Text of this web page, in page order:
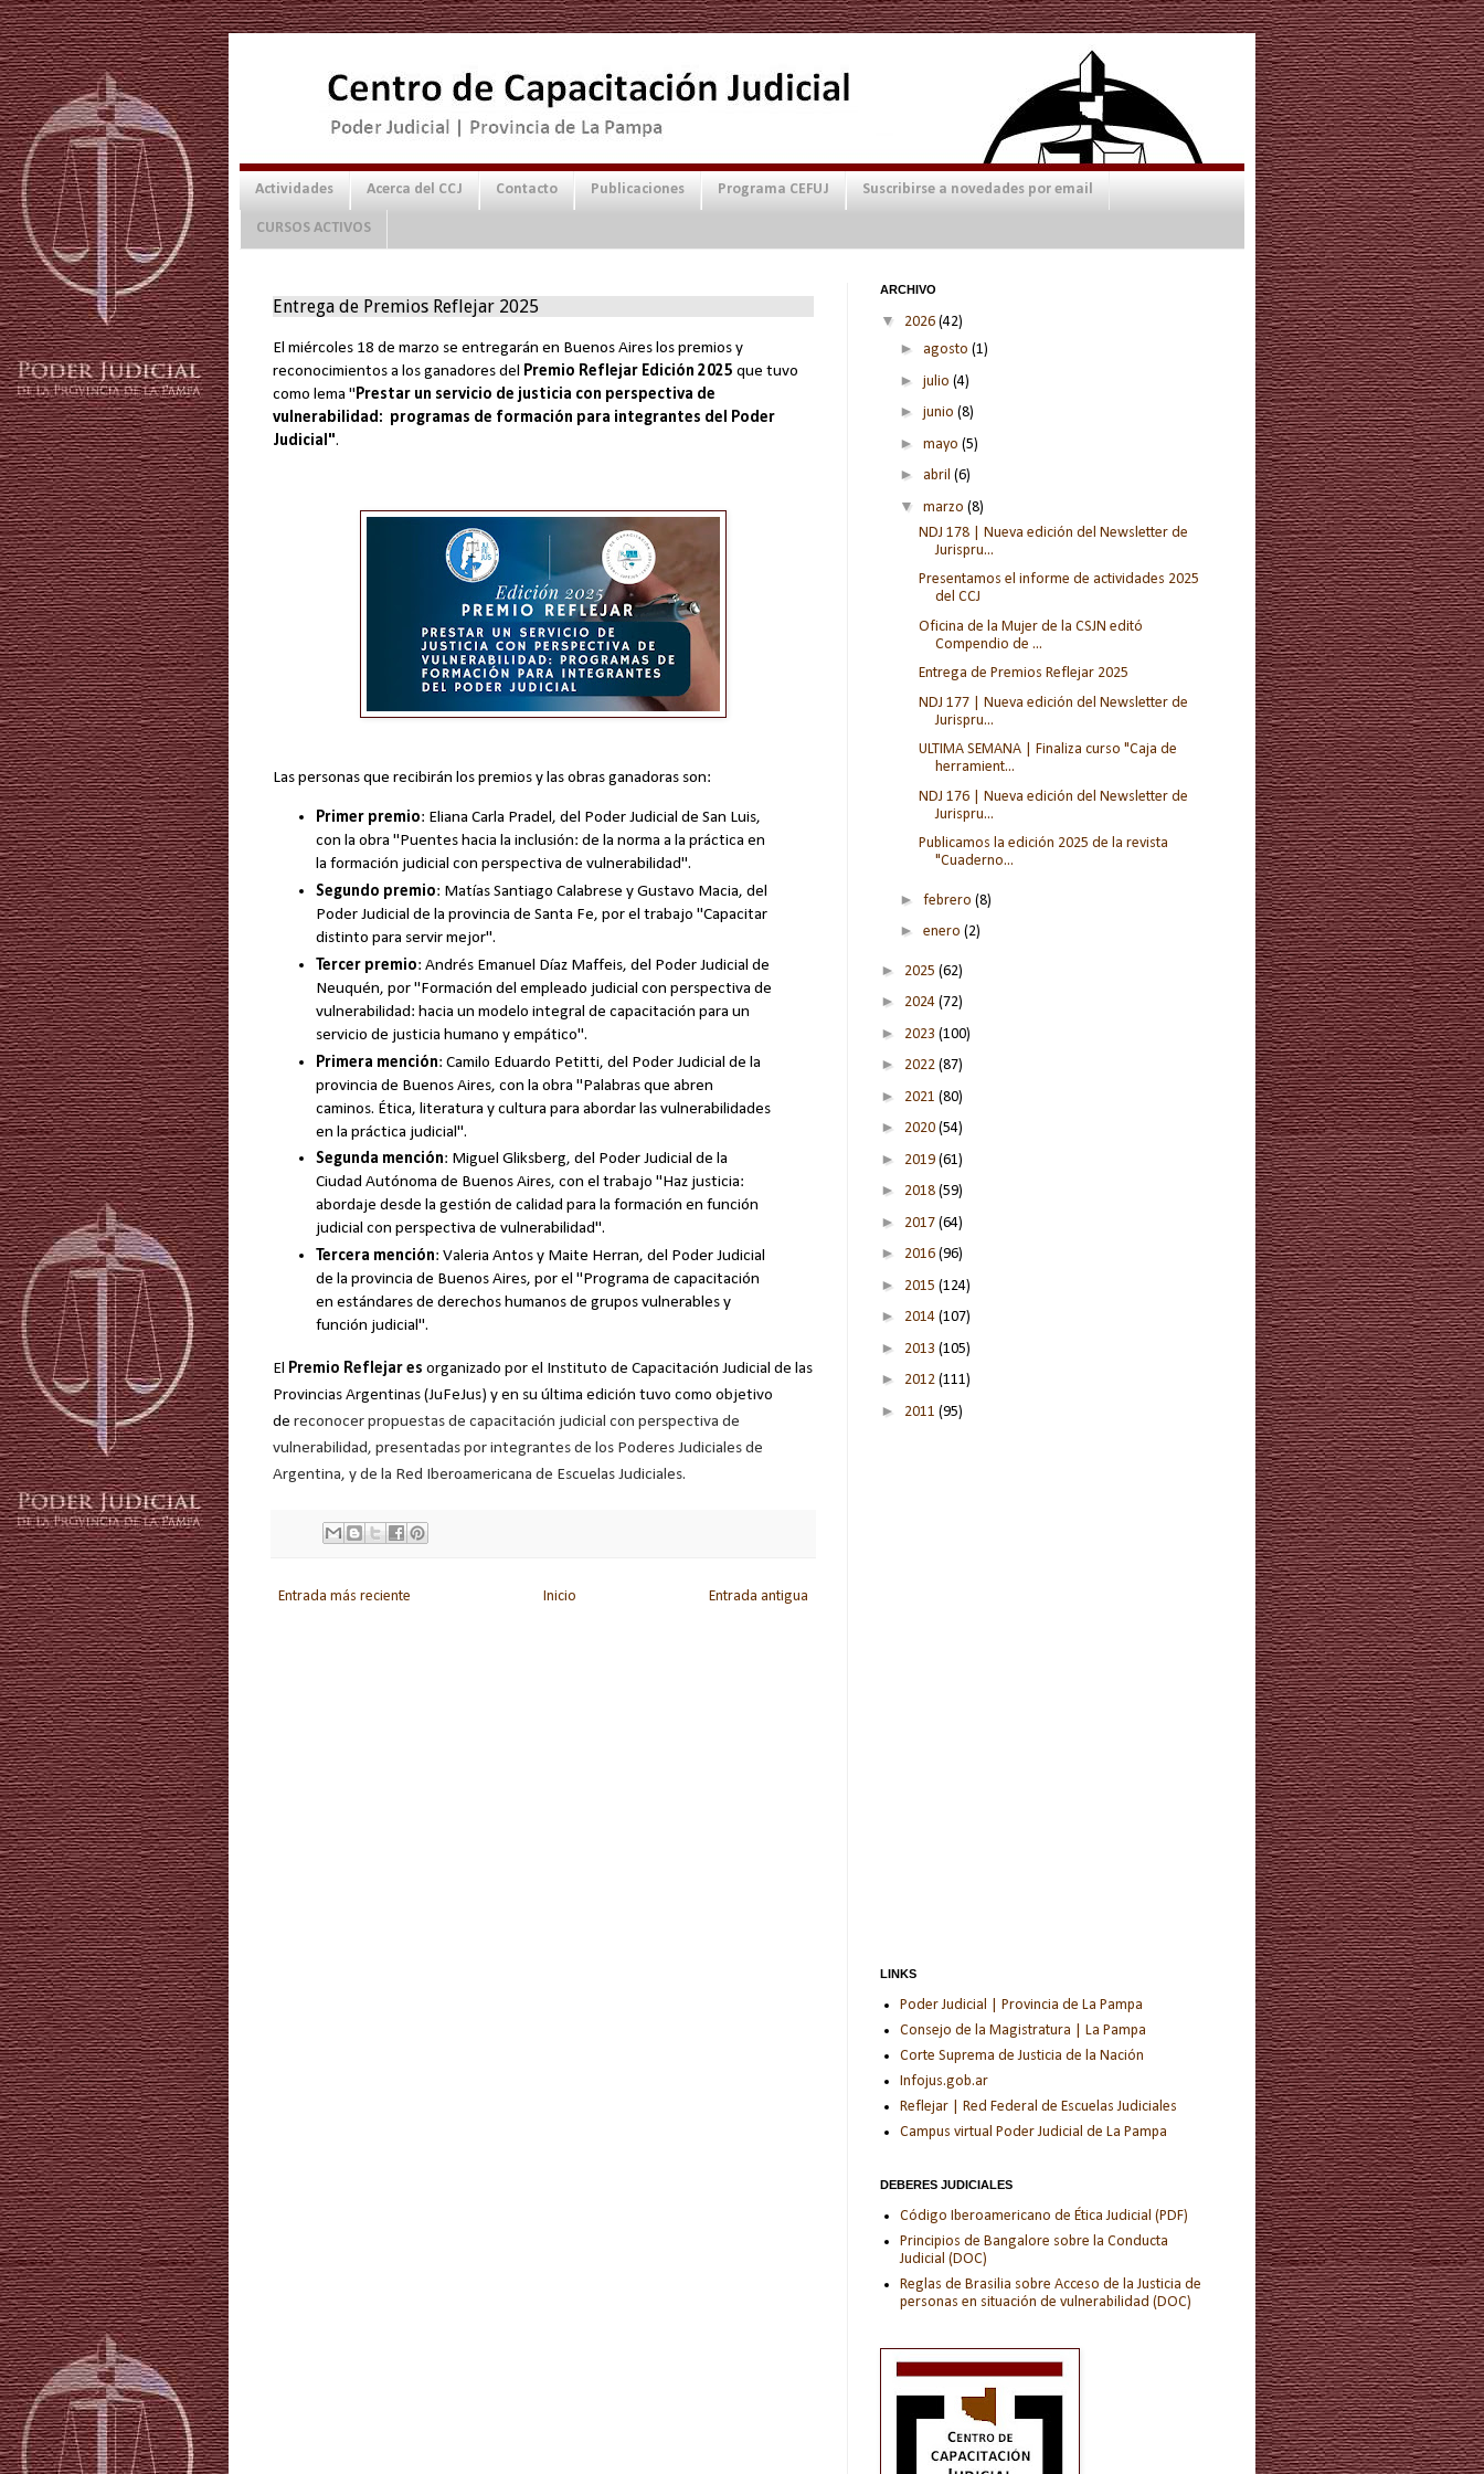
Actividades Acerca del CCJ Contacto Publicaciones Programa CEFUJ Suscribirse a novedades por email
CURSOS ACTIVOS
Entrega de Premios Reflejar 2025
El miércoles 18 de marzo se entregarán en Buenos Aires los premios y
reconocimientos a los ganadores del Premio Reflejar Edición 2025 que tuvo
como lema "Prestar un servicio de justicia con perspectiva de
vulnerabilidad: programas de formación para integrantes del Poder
Judicial".
Las personas que recibirán los premios y las obras ganadoras son:
Primer premio: Eliana Carla Pradel, del Poder Judicial de San Luis,
con la obra "Puentes hacia la inclusión: de la norma a la práctica en
la formación judicial con perspectiva de vulnerabilidad".
Segundo premio: Matías Santiago Calabrese y Gustavo Macia, del
Poder Judicial de la provincia de Santa Fe, por el trabajo "Capacitar
distinto para servir mejor".
Tercer premio: Andrés Emanuel Díaz Maffeis, del Poder Judicial de
Neuquén, por "Formación del empleado judicial con perspectiva de
vulnerabilidad: hacia un modelo integral de capacitación para un
servicio de justicia humano y empático".
Primera mención: Camilo Eduardo Petitti, del Poder Judicial de la
provincia de Buenos Aires, con la obra "Palabras que abren
caminos. Ética, literatura y cultura para abordar las vulnerabilidades
en la práctica judicial".
Segunda mención: Miguel Gliksberg, del Poder Judicial de la
Ciudad Autónoma de Buenos Aires, con el trabajo "Haz justicia:
abordaje desde la gestión de calidad para la formación en función
judicial con perspectiva de vulnerabilidad".
Tercera mención: Valeria Antos y Maite Herran, del Poder Judicial
de la provincia de Buenos Aires, por el "Programa de capacitación
en estándares de derechos humanos de grupos vulnerables y
función judicial".
El Premio Reflejar es organizado por el Instituto de Capacitación Judicial de las
Provincias Argentinas (JuFeJus) y en su última edición tuvo como objetivo
de reconocer propuestas de capacitación judicial con perspectiva de
vulnerabilidad, presentadas por integrantes de los Poderes Judiciales de
Argentina, y de la Red Iberoamericana de Escuelas Judiciales.
Entrada más reciente Entrada antigua
Inicio
ARCHIVO
▼ 2026 (42)
► agosto (1)
► julio (4)
► junio (8)
► mayo (5)
► abril (6)
▼ marzo (8)
NDJ 178 | Nueva edición del Newsletter de
Jurispru...
Presentamos el informe de actividades 2025
del CCJ
Oficina de la Mujer de la CSJN editó
Compendio de ...
Entrega de Premios Reflejar 2025
NDJ 177 | Nueva edición del Newsletter de
Jurispru...
ULTIMA SEMANA | Finaliza curso "Caja de
herramient...
NDJ 176 | Nueva edición del Newsletter de
Jurispru...
Publicamos la edición 2025 de la revista
"Cuaderno...
► febrero (8)
► enero (2)
► 2025 (62)
► 2024 (72)
► 2023 (100)
► 2022 (87)
► 2021 (80)
► 2020 (54)
► 2019 (61)
► 2018 (59)
► 2017 (64)
► 2016 (96)
► 2015 (124)
► 2014 (107)
► 2013 (105)
► 2012 (111)
► 2011 (95)
LINKS
Poder Judicial | Provincia de La Pampa
Consejo de la Magistratura | La Pampa
Corte Suprema de Justicia de la Nación
Infojus.gob.ar
Reflejar | Red Federal de Escuelas Judiciales
Campus virtual Poder Judicial de La Pampa
DEBERES JUDICIALES
Código Iberoamericano de Ética Judicial (PDF)
Principios de Bangalore sobre la Conducta
Judicial (DOC)
Reglas de Brasilia sobre Acceso de la Justicia de
personas en situación de vulnerabilidad (DOC)